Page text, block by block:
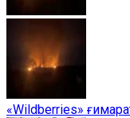
«Wildberries»